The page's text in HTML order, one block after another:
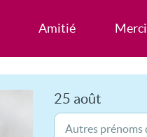
Amitié Merci
25 août